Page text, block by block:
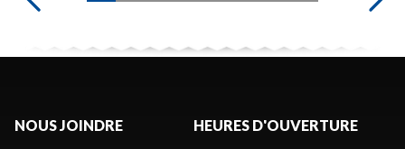
NOUS JOINDRE HEURES D'OUVERTURE